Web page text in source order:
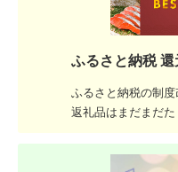
ふるさと納税
ふるさと納税の制
返礼品はまだまだた